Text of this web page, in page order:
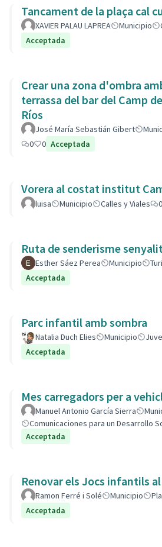
Tancament de la plaça cal
XAVIER PALAU LAPREA Municipio
Acceptada
Crear una zona d'ombra
terrassa del bar del Camp
Ríos
José María Sebastián Gibert
0
0 Acceptada
Vorera al costat institut
luisa Municipio Calles y Viales 0
Ruta de senderisme
Esther Sáez Perea Municipio
Acceptada
Parc infantil amb sombra
Natalia Duch Elies Municipio
Acceptada
Mes carregadors per a
Manuel Antonio García Sierra
Comunicaciones para un Desarrollo
Acceptada
Renovar els Jocs infantils
Ramon Ferré i Solé Municipio
Acceptada